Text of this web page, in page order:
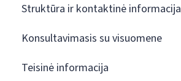
Struktūra ir kontaktinė informacija
Konsultavimasis su visuomene
Teisinė informacija